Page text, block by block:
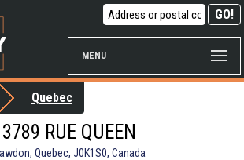
MENU
Quebec
3789 RUE QUEEN
Quebec, J0K1S0, Canada